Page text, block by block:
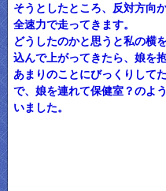
そうとしたところ、反対方向
全速力で走ってきます。
どうしたのかと思うと私の横
込んで上がってきたら、娘を
あまりのことにびっくりして
で、娘を連れて保健室？のよ
いました。